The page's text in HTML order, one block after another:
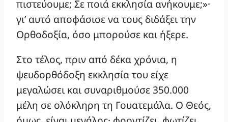
πιστεύουμε; Σε ποιά εκκλησία ανήκουμε;»·
γι’ αυτό αποφάσισε να τους διδάξει την
Oρθοδοξία, όσο μπορούσε και ήξερε.
Στο τέλος, πριν από δέκα χρόνια, η
ψευδορθόδοξη εκκλησία του είχε
μεγαλώσει και συναριθμούσε 350.000
μέλη σε ολόκληρη τη Γουατεμάλα. Ο Θεός,